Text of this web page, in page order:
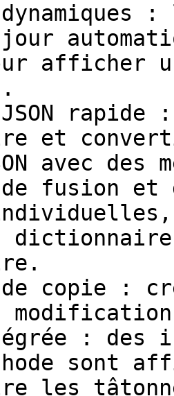
afficher
rapide
et
avec des
de fusion
copie :
: des
sont
les